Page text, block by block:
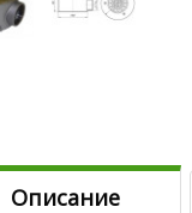
Описание